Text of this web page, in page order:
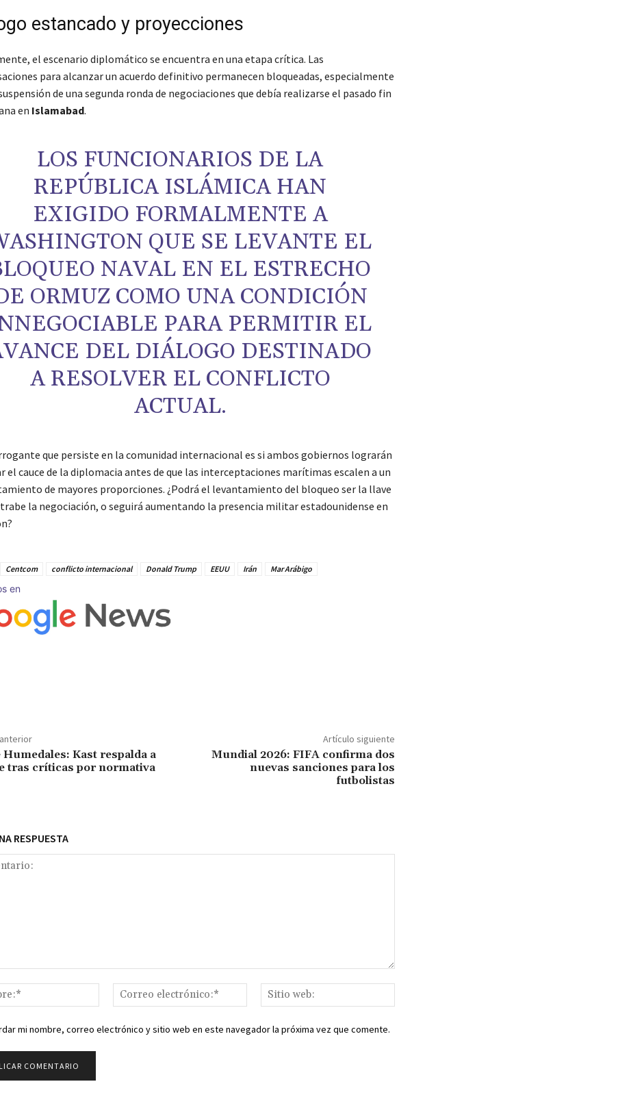
estancado y proyecciones
el escenario diplomático se encuentra en una etapa crítica. Las
para alcanzar un acuerdo definitivo permanecen bloqueadas, especialmente
de una segunda ronda de negociaciones que debía realizarse el pasado fin
en Islamabad.
LOS FUNCIONARIOS DE LA
REPÚBLICA ISLÁMICA HAN
EXIGIDO FORMALMENTE A
QUE SE LEVANTE EL
NAVAL EN EL ESTRECHO
ORMUZ COMO UNA CONDICIÓN
PARA PERMITIR EL
DEL DIÁLOGO DESTINADO
A RESOLVER EL CONFLICTO
ACTUAL.
que persiste en la comunidad internacional es si ambos gobiernos lograrán
el cauce de la diplomacia antes de que las interceptaciones marítimas escalen a un
de mayores proporciones. ¿Podrá el levantamiento del bloqueo ser la llave
la negociación, o seguirá aumentando la presencia militar estadounidense en
Centcom conflicto internacional Donald Trump EEUU Irán Mar Arábigo
en
Humedales: Kast respalda a
tras críticas por normativa
Artículo siguiente
Mundial 2026: FIFA confirma dos
nuevas sanciones para los
futbolistas
RESPUESTA
Nombre:*
Correo
electrónico:*
web:
mi nombre, correo electrónico y sitio web en este navegador la próxima vez que comente.